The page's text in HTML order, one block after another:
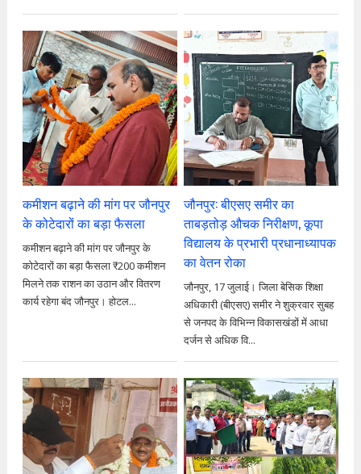
कमीशन बढ़ाने की मांग पर जौनपुर
के कोटेदारों का बड़ा फैसला
कमीशन बढ़ाने की मांग पर जौनपुर के
कोटेदारों का बड़ा फैसला ₹200 कमीशन
मिलने तक राशन का उठान और वितरण
कार्य रहेगा बंद जौनपुर। होटल...
जौनपुर: बीएसए समीर का
ताबड़तोड़ औचक निरीक्षण, कूपा
विद्यालय के प्रभारी प्रधानाध्यापक
का वेतन रोका
जौनपुर, 17 जुलाई। जिला बेसिक शिक्षा
अधिकारी (बीएसए) समीर ने शुक्रवार सुबह
से जनपद के विभिन्न विकासखंडों में आधा
दर्जन से अधिक वि...